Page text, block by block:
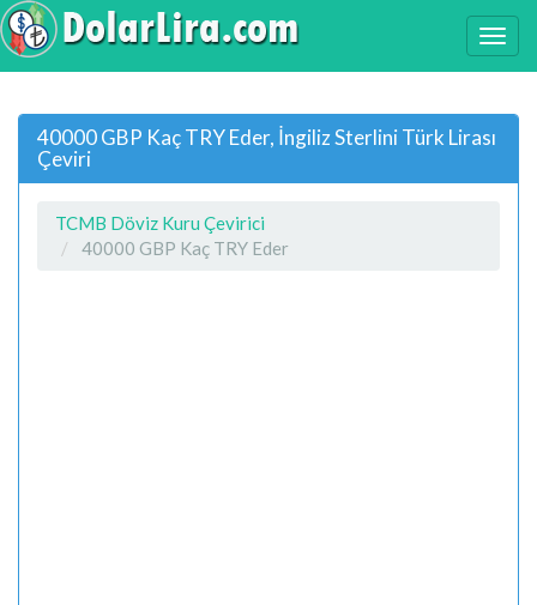
40000 GBP Kaç TRY Eder, İngiliz Sterlini Türk Lirası
Çeviri
TCMB Döviz Kuru Çevirici
40000 GBP Kaç TRY Eder